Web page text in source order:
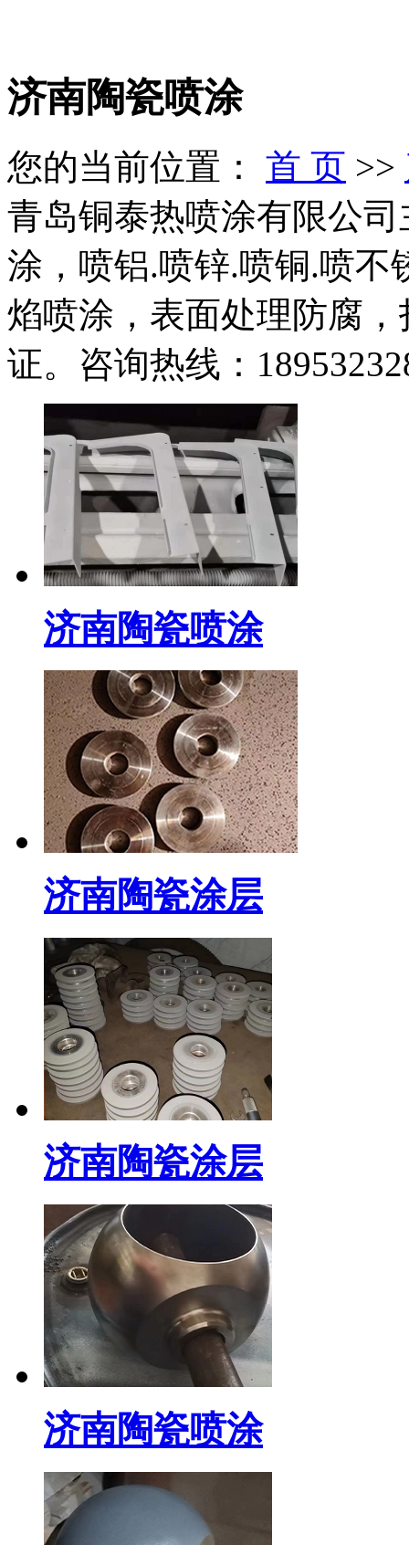
济南陶瓷喷涂
您的当前位置： 首 页 >>
青岛铜泰热喷涂有限公
涂，喷铝.喷锌.喷铜.喷不
焰喷涂，表面处理防腐
证。咨询热线：
济南陶瓷喷涂
济南陶瓷涂层
济南陶瓷涂层
济南陶瓷喷涂